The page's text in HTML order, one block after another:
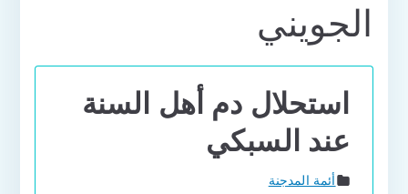
الجويني
استحلال دم أهل السنة
عند السبكي
أئمة المدجنة